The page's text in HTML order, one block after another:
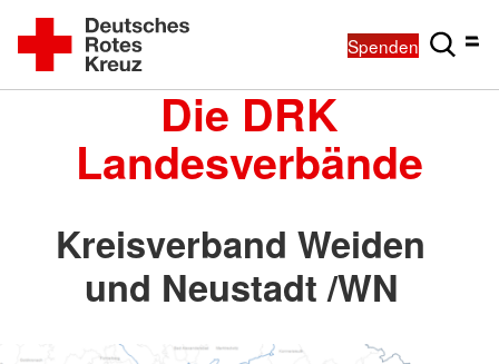
Spenden
Die DRK
Landesverbände
Kreisverband Weiden
und Neustadt /WN